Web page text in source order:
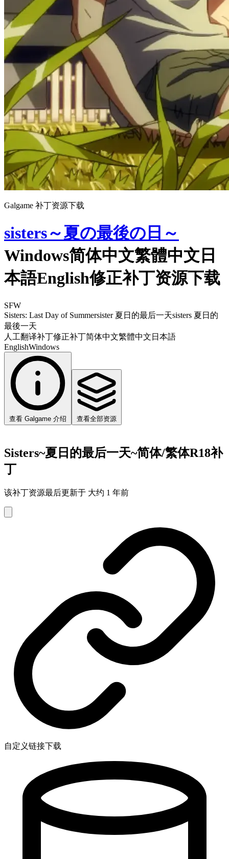
Galgame 补丁资源下载
sisters～夏の最後の日～
Windows简体中文繁體中文日
本語English修正补丁资源下载
SFW
Sisters: Last Day of Summersister 夏日的最后一天sisters 夏日的
最後一天
人工翻译补丁修正补丁简体中文繁體中文 日本語
EnglishWindows
查看 Galgame 介绍 查看全部资源
Sisters~夏日的最后一天~简体/繁体R18补
丁
该补丁资源最后更新于 大约 1 年前
自定义链接下载